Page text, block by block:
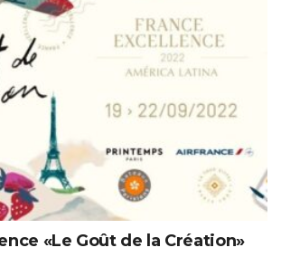
«Le Goût de la Création»